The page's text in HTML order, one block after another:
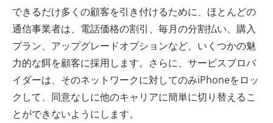
できるだけ多くの顧客を引き付けるために、ほとんどの
通信事業者は、電話価格の割引、毎月の分割払い、購入
プラン、アップグレードオプションなど、いくつかの魅
力的な餌を顧客に採用します。さらに、サービスプロバ
イダーは、そのネットワークに対してのみiPhoneをロッ
クして、同意なしに他のキャリアに簡単に切り替えるこ
とができないようにします。